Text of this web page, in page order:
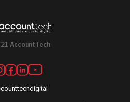
AccountTech